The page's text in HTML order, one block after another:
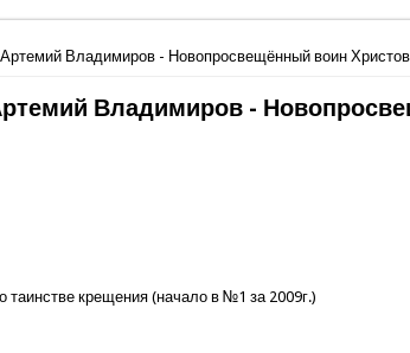
Владимиров - Новопросвещённый воин Христов
Владимиров -
крещения (начало в №1 за 2009г.)